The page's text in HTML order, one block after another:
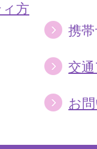
方
携
交
お